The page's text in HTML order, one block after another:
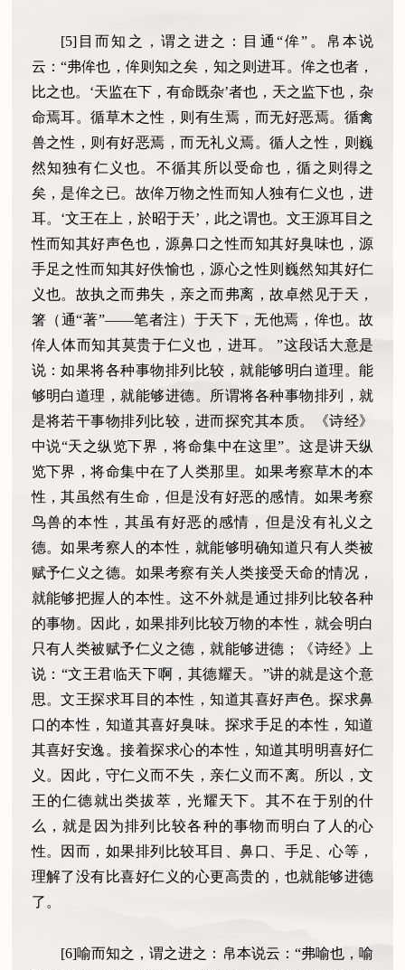
[5]目而知之，谓之进之：目通“侔”。帛本说
云：“弗侔也，侔则知之矣，知之则进耳。侔之也者，
比之也。‘天监在下，有命既杂’者也，天之监下也，杂
命焉耳。循草木之性，则有生焉，而无好恶焉。循禽
兽之性，则有好恶焉，而无礼义焉。循人之性，则巍
然知独有仁义也。不循其所以受命也，循之则得之
矣，是侔之已。故侔万物之性而知人独有仁义也，进
耳。‘文王在上，於昭于天’，此之谓也。文王源耳目之
性而知其好声色也，源鼻口之性而知其好臭味也，源
手足之性而知其好佚愉也，源心之性则巍然知其好仁
义也。故执之而弗失，亲之而弗离，故卓然见于天，
箸（通“著”——笔者注）于天下，无他焉，侔也。故
侔人体而知其莫贵于仁义也，进耳。 ”这段话大意是
说：如果将各种事物排列比较，就能够明白道理。能
够明白道理，就能够进德。所谓将各种事物排列，就
是将若干事物排列比较，进而探究其本质。《诗经》
中说“天之纵览下界，将命集中在这里”。这是讲天纵
览下界，将命集中在了人类那里。如果考察草木的本
性，其虽然有生命，但是没有好恶的感情。如果考察
鸟兽的本性，其虽有好恶的感情，但是没有礼义之
德。如果考察人的本性，就能够明确知道只有人类被
赋予仁义之德。如果考察有关人类接受天命的情况，
就能够把握人的本性。这不外就是通过排列比较各种
的事物。因此，如果排列比较万物的本性，就会明白
只有人类被赋予仁义之德，就能够进德；《诗经》上
说：“文王君临天下啊，其德耀天。”讲的就是这个意
思。文王探求耳目的本性，知道其喜好声色。探求鼻
口的本性，知道其喜好臭味。探求手足的本性，知道
其喜好安逸。接着探求心的本性，知道其明明喜好仁
义。因此，守仁义而不失，亲仁义而不离。所以，文
王的仁德就出类拔萃，光耀天下。其不在于别的什
么，就是因为排列比较各种的事物而明白了人的心
性。因而，如果排列比较耳目、鼻口、手足、心等，
理解了没有比喜好仁义的心更高贵的，也就能够进德
了。
[6]喻而知之，谓之进之：帛本说云：“弗喻也，喻